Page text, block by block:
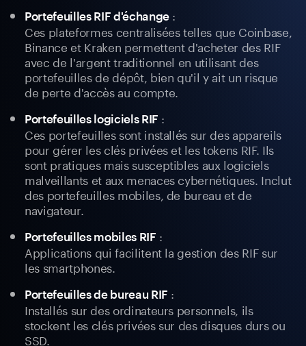
Portefeuilles RIF d'échange:
Ces plateformes centralisées telles que Coinbase,
Binance et Kraken permettent d'acheter des RIF
avec de l'argent traditionnel en utilisant des
portefeuilles de dépôt, bien qu'il y ait un risque
de perte d'accès au compte.
Portefeuilles logiciels RIF :
Ces portefeuilles sont installés sur des appareils
pour gérer les clés privées et les tokens RIF. Ils
sont pratiques mais susceptibles aux logiciels
malveillants et aux menaces cybernétiques. Inclut
des portefeuilles mobiles, de bureau et de
navigateur.
Portefeuilles mobiles RIF :
Applications qui facilitent la gestion des RIF sur
les smartphones.
Portefeuilles de bureau RIF :
Installés sur des ordinateurs personnels, ils
stockent les clés privées sur des disques durs ou
SSD.